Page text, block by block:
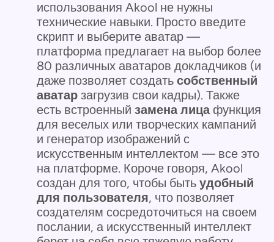
использования Akool не нужны
технические навыки. Просто введите
скрипт и выберите аватар —
платформа предлагает на выбор более
80 различных аватаров докладчиков (и
даже позволяет создать собственный
аватар загрузив свои кадры). Также
есть встроенный замена лицафункция
для веселых или творческих кампаний
и генератор изображений с
искусственным интеллектом — все это
на платформе. Короче говоря, Akool
создан для того, чтобы быть удобный
для пользователя, что позволяет
создателям сосредоточиться на своем
послании, а искусственный интеллект